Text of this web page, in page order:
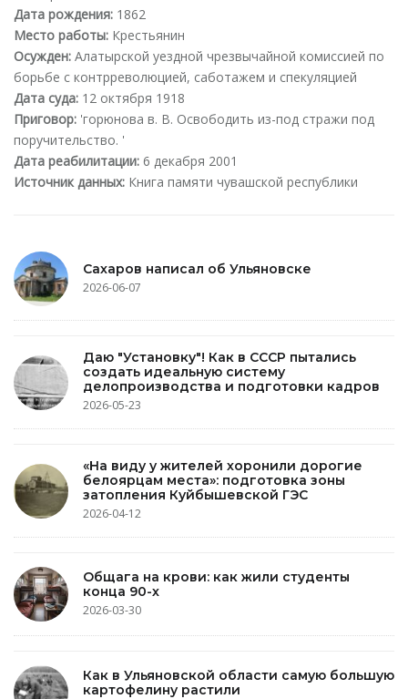
Дата рождения: 1862
Место работы: Крестьянин
Осужден: Алатырской уездной чрезвычайной комиссией по
борьбе с контрреволюцией, саботажем и спекуляцией
Дата суда: 12 октября 1918
Приговор: 'горюнова в. В. Освободить из-под стражи под
поручительство. '
Дата реабилитации: 6 декабря 2001
Источник данных: Книга памяти чувашской республики
Сахаров написал об Ульяновске
2026-06-07
Даю "Установку"! Как в СССР пытались
создать идеальную систему
делопроизводства и подготовки кадров
2026-05-23
«На виду у жителей хоронили дорогие
белоярцам места»: подготовка зоны
затопления Куйбышевской ГЭС
2026-04-12
Общага на крови: как жили студенты
конца 90-х
2026-03-30
Как в Ульяновской области самую большую
картофелину растили